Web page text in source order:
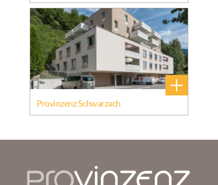
+
Provinzenz Schwarzach